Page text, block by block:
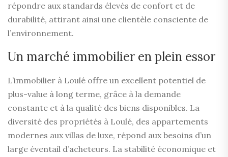
répondre aux standards élevés de confort et de
durabilité, attirant ainsi une clientèle consciente de
l’environnement.
Un marché immobilier en plein essor
L’immobilier à Loulé offre un excellent potentiel de
plus-value à long terme, grâce à la demande
constante et à la qualité des biens disponibles. La
diversité des propriétés à Loulé, des appartements
modernes aux villas de luxe, répond aux besoins d’un
large éventail d’acheteurs. La stabilité économique et